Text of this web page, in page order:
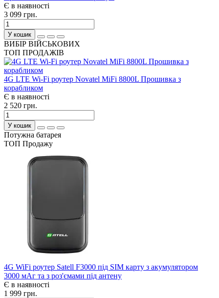
Є в наявності
3 099 грн.
У кошик
ВИБІР ВІЙСЬКОВИХ
ТОП ПРОДАЖІВ
4G LTE Wi-Fi роутер Novatel MiFi 8800L Прошивка з
корабликом
Є в наявності
2 520 грн.
У кошик
Потужна батарея
ТОП Продажу
4G WiFi роутер Satell F3000 під SIM карту з акумулятором
3000 мАг та з роз'ємами під антену
Є в наявності
1 999 грн.